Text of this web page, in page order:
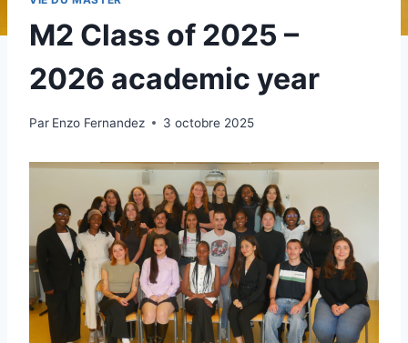
M2 Class of 2025 –
2026 academic year
Par Enzo Fernandez 3 octobre 2025